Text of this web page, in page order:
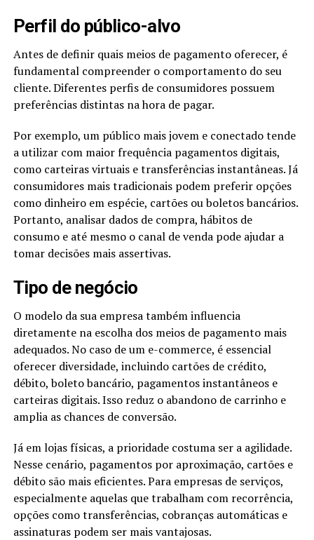
Perfil do público-alvo
Antes de definir quais meios de pagamento oferecer, é
fundamental compreender o comportamento do seu
cliente. Diferentes perfis de consumidores possuem
preferências distintas na hora de pagar.
Por exemplo, um público mais jovem e conectado tende
a utilizar com maior frequência pagamentos digitais,
como carteiras virtuais e transferências instantâneas. Já
consumidores mais tradicionais podem preferir opções
como dinheiro em espécie, cartões ou boletos bancários.
Portanto, analisar dados de compra, hábitos de
consumo e até mesmo o canal de venda pode ajudar a
tomar decisões mais assertivas.
Tipo de negócio
O modelo da sua empresa também influencia
diretamente na escolha dos meios de pagamento mais
adequados. No caso de um e-commerce, é essencial
oferecer diversidade, incluindo cartões de crédito,
débito, boleto bancário, pagamentos instantâneos e
carteiras digitais. Isso reduz o abandono de carrinho e
amplia as chances de conversão.
Já em lojas físicas, a prioridade costuma ser a agilidade.
Nesse cenário, pagamentos por aproximação, cartões e
débito são mais eficientes. Para empresas de serviços,
especialmente aquelas que trabalham com recorrência,
opções como transferências, cobranças automáticas e
assinaturas podem ser mais vantajosas.